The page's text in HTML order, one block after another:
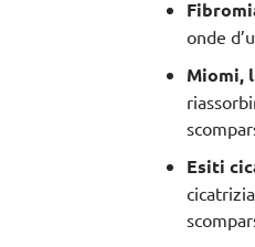
onde
Miomi,
Esiti